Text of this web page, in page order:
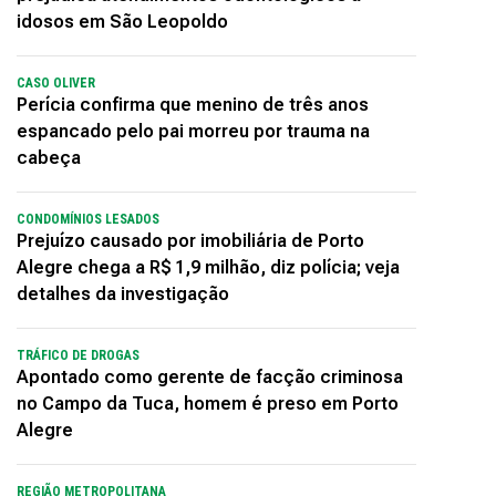
idosos em São Leopoldo
CASO OLIVER
Perícia confirma que menino de três anos
espancado pelo pai morreu por trauma na
cabeça
CONDOMÍNIOS LESADOS
Prejuízo causado por imobiliária de Porto
Alegre chega a R$ 1,9 milhão, diz polícia; veja
detalhes da investigação
TRÁFICO DE DROGAS
Apontado como gerente de facção criminosa
no Campo da Tuca, homem é preso em Porto
Alegre
REGIÃO METROPOLITANA